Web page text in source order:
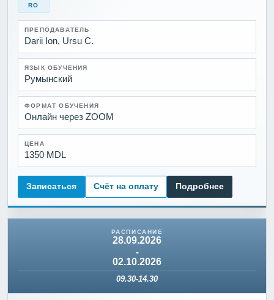
RO
ПРЕПОДАВАТЕЛЬ
Darii Ion, Ursu C.
ЯЗЫК ОБУЧЕНИЯ
Румынский
ФОРМАТ ОБУЧЕНИЯ
Онлайн через ZOOM
ЦЕНА
1350 MDL
Записаться Счёт на оплату Подробнее
28.09.2026
-
02.10.2026
09.30-14.30